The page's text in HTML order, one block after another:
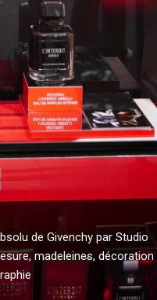
de Givenchy par Studio
madeleines, décoration